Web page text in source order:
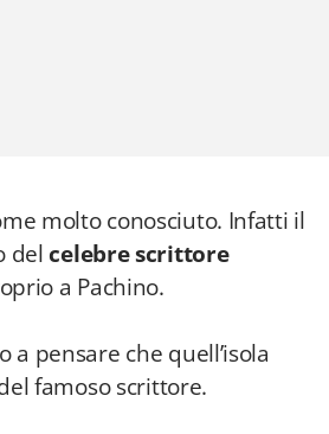
molto conosciuto. Infatti il
del celebre scrittore
a Pachino.
a pensare che quell’isola
famoso scrittore.